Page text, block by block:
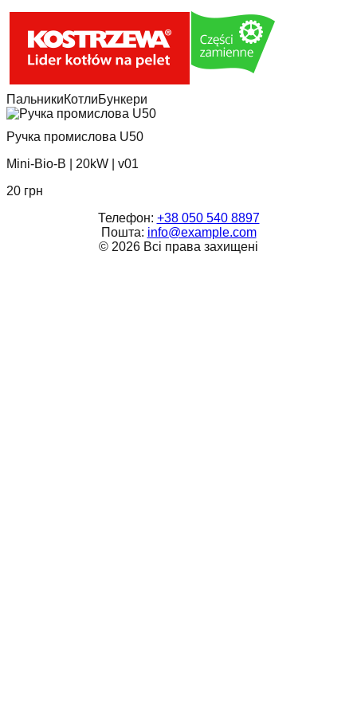
ПальникиКотлиБункери
Ручка промислова U50
Mini-Bio-B
20kW
v01
20 грн
Телефон: +38 050 540 8897
Пошта: info@example.com
© 2026 Всі права захищені